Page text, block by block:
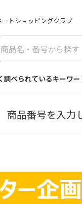
トショッピングクラブ
調べられているキーワー
商品番号を入力